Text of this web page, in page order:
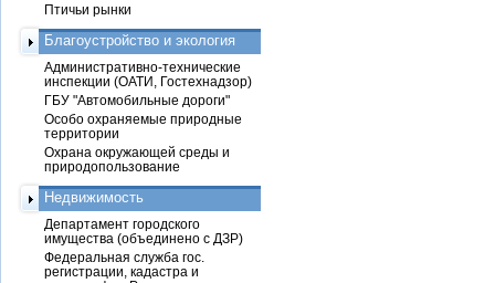
Птичьи рынки
Благоустройство и экология
Административно-технические
инспекции (ОАТИ, Гостехнадзор)
ГБУ "Автомобильные дороги"
Особо охраняемые природные
территории
Охрана окружающей среды и
природопользование
Недвижимость
Департамент городского
имущества (объединено с ДЗР)
Федеральная служба гос.
регистрации, кадастра и